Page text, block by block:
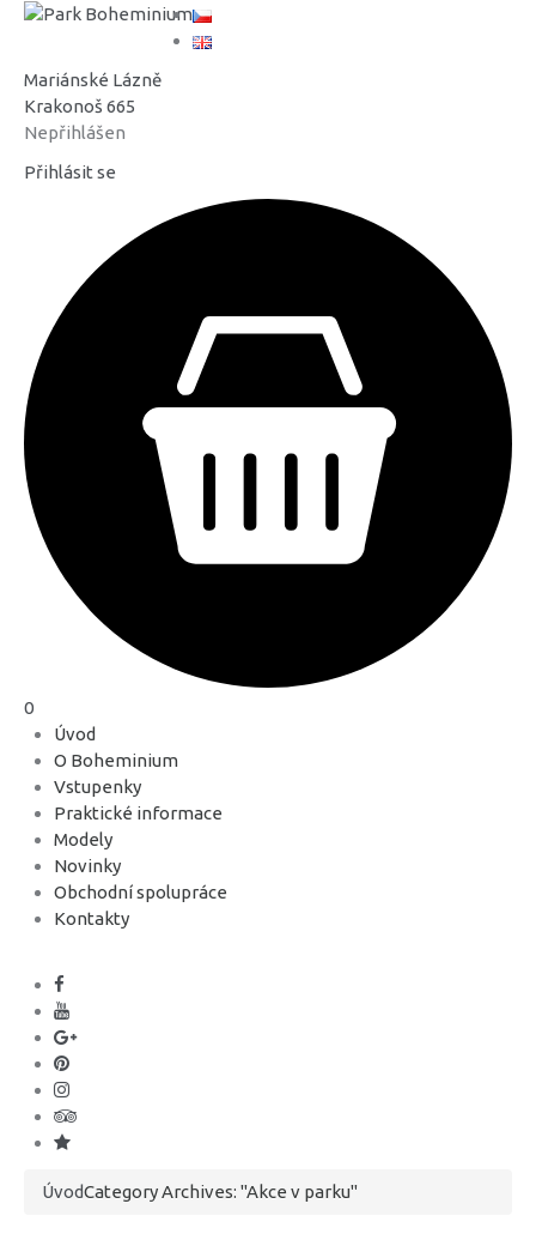
Mariánské Lázně
Krakonoš 665
Nepřihlášen
Přihlásit se
0
Úvod
O Boheminium
Vstupenky
Praktické informace
Modely
Novinky
Obchodní spolupráce
Kontakty
ÚvodCategory Archives: "Akce v parku"